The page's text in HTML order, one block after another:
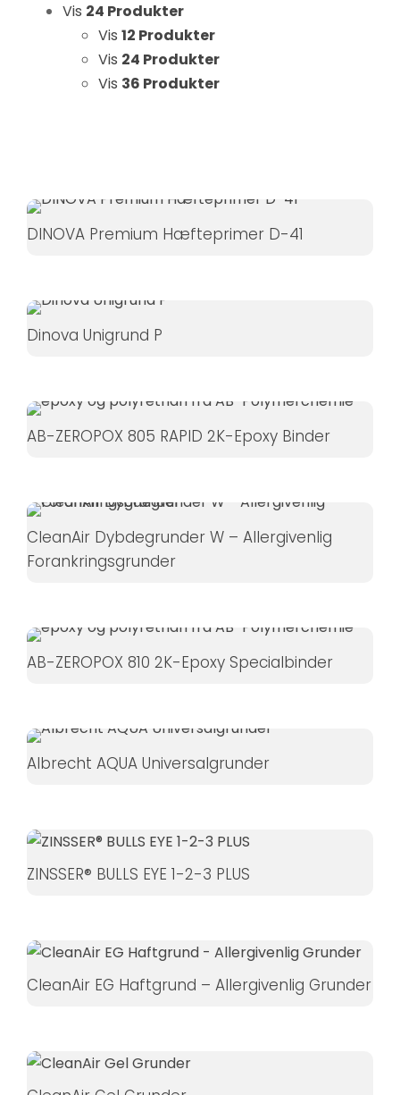
Vis 24 Produkter
Vis 12 Produkter
Vis 24 Produkter
Vis 36 Produkter
DINOVA Premium Hæfteprimer D-41
Dinova Unigrund P
AB-ZEROPOX 805 RAPID 2K-Epoxy Binder
CleanAir Dybdegrunder W – Allergivenlig
Forankringsgrunder
AB-ZEROPOX 810 2K-Epoxy Specialbinder
Albrecht AQUA Universalgrunder
ZINSSER® BULLS EYE 1-2-3 PLUS
CleanAir EG Haftgrund – Allergivenlig Grunder
funktioner fra
hjemmesiden.
og
når du
øger du
chancen
tilpasset
indhold og
tilbud.